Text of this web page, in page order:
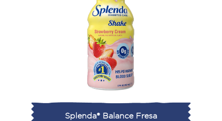
Splenda® Balance Fresa